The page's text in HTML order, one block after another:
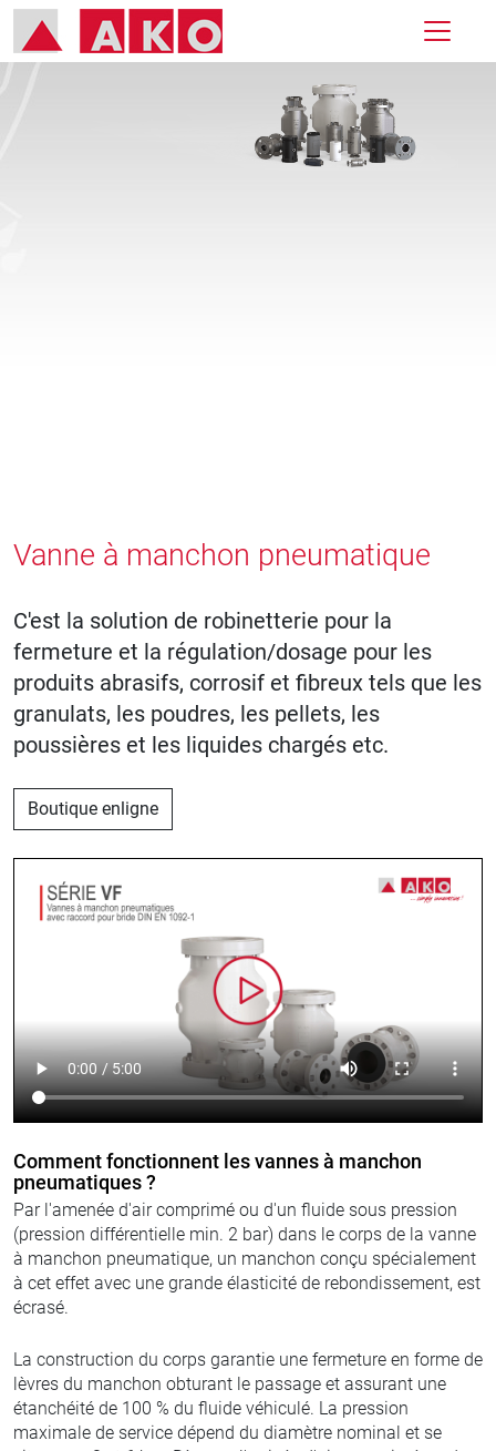
Vanne à manchon pneumatique
C'est la solution de robinetterie pour la
fermeture et la régulation/dosage pour les
produits abrasifs, corrosif et fibreux tels que les
granulats, les poudres, les pellets, les
poussières et les liquides chargés etc.
Boutique enligne
Comment fonctionnent les vannes à manchon
pneumatiques ?
Par l'amenée d'air comprimé ou d'un fluide sous pression
(pression différentielle min. 2 bar) dans le corps de la vanne
à manchon pneumatique, un manchon conçu spécialement
à cet effet avec une grande élasticité de rebondissement, est
écrasé.
La construction du corps garantie une fermeture en forme de
lèvres du manchon obturant le passage et assurant une
étanchéité de 100 % du fluide véhiculé. La pression
maximale de service dépend du diamètre nominal et se